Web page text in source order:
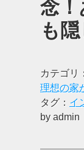
念
も隠
カテゴリ
理想の家
タグ： イ
by admin